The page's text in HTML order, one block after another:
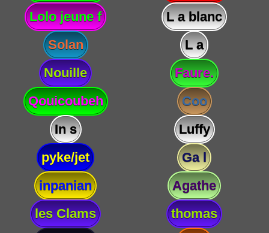
Lolo jeune f
L a blanc
Solan
L a
Nouille
Faure.
Qouicoubeh
Coo
In s
Luffy
pyke/jet
Ga l
inpanian
Agathe
les Clams
thomas